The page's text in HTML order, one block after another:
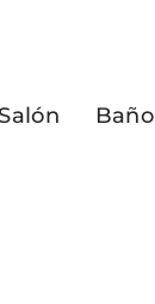
Salón Baño